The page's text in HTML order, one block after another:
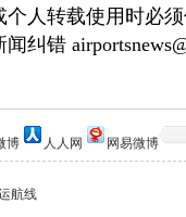
人转载使用时必
纠错
博 人人网 网易微博
航线